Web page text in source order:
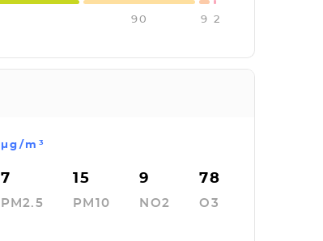
90 9 2
µg/m³
7
PM2.5
15
PM10
9
NO2
78
O3